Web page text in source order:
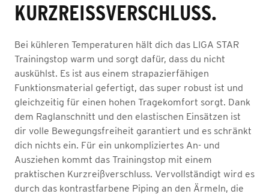
KURZREISSVERSCHLUSS.
Bei kühleren Temperaturen hält dich das LIGA STAR
Trainingstop warm und sorgt dafür, dass du nicht
auskühlst. Es ist aus einem strapazierfähigen
Funktionsmaterial gefertigt, das super robust ist und
gleichzeitig für einen hohen Tragekomfort sorgt. Dank
dem Raglanschnitt und den elastischen Einsätzen ist
dir volle Bewegungsfreiheit garantiert und es schränkt
dich nichts ein. Für ein unkompliziertes An- und
Ausziehen kommt das Trainingstop mit einem
praktischen Kurzreißverschluss. Vervollständigt wird es
durch das kontrastfarbene Piping an den Ärmeln, die